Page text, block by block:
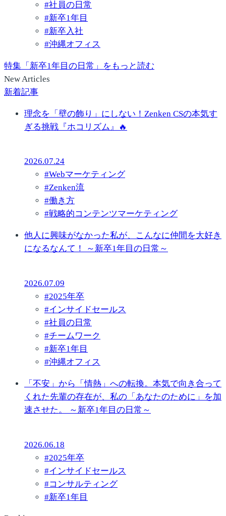
#社員の日常
#新卒1年目
#新卒入社
#沖縄オフィス
特集「新卒1年目の日常」をもっと読む
New Articles
新着記事
理念を「壁の飾り」にしない！Zenken CSの本気す
ぎる挑戦『ホコリズム』🔥
2026.07.24
#Webマーケティング
#Zenken流
#働き方
#戦略的コンテンツマーケティング
他人に興味がなかった私が、こんなに仲間を大好き
になるなんて！ ～新卒1年目の日常～
2026.07.09
#2025年卒
#インサイドセールス
#社員の日常
#チームワーク
#新卒1年目
#沖縄オフィス
「不安」から「情熱」への転換。本気で向き合って
くれた先輩の存在が、私の「あなたのために」を加
速させた。 ～新卒1年目の日常～
2026.06.18
#2025年卒
#インサイドセールス
#コンサルティング
#新卒1年目